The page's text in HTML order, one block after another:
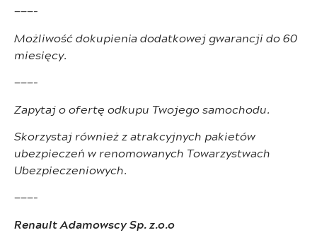
———-
Możliwość dokupienia dodatkowej gwarancji do 60
miesięcy.
———-
Zapytaj o ofertę odkupu Twojego samochodu.
Skorzystaj również z atrakcyjnych pakietów
ubezpieczeń w renomowanych Towarzystwach
Ubezpieczeniowych.
———-
Renault Adamowscy Sp. z.o.o